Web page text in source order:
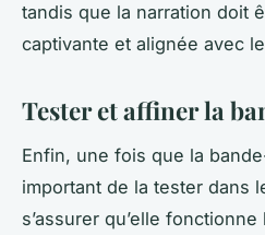
tandis que la narration doit
captivante et alignée avec
Tester et affiner la
Enfin, une fois que la
important de la tester dans
s’assurer qu’elle